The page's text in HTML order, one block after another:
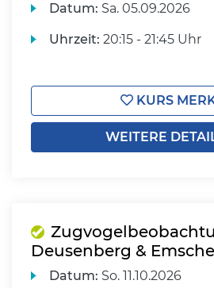
Datum: Sa. 05.09.2026
Uhrzeit: 20:15 - 21:45 Uhr
KURS
WEITERE
Deusenberg &
Datum: So. 11.10.2026